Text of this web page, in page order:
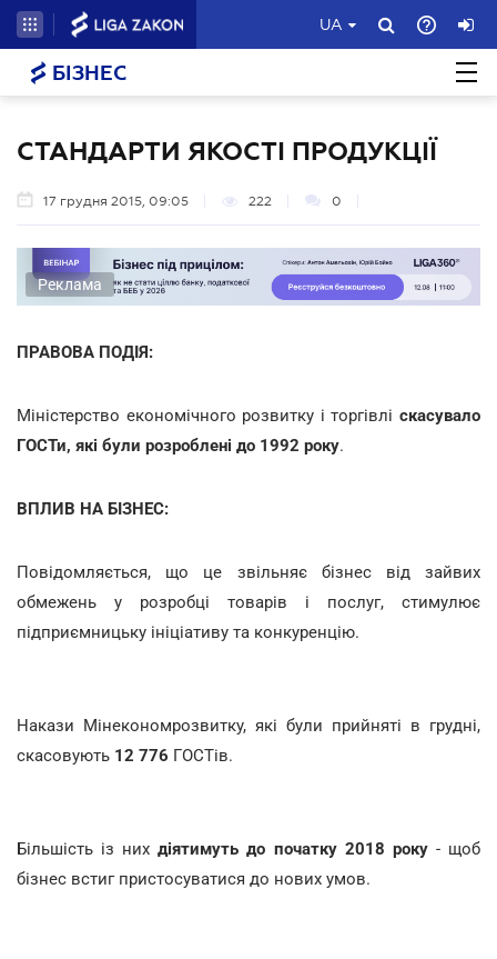
UA
БІЗНЕС
СТАНДАРТИ ЯКОСТІ ПРОДУКЦІЇ
17 грудня 2015, 09:05 222 0
Реклама
ПРАВОВА ПОДІЯ:
Міністерство економічного розвитку і торгівлі скасувало
ГОСТи, які були розроблені до 1992 року.
ВПЛИВ НА БІЗНЕС:
Повідомляється, що це звільняє бізнес від зайвих
обмежень у розробці товарів і послуг, стимулює
підприємницьку ініціативу та конкуренцію.
Накази Мінекономрозвитку, які були прийняті в грудні,
скасовують 12 776 ГОСТів.
Більшість із нихдіятимуть до початку 2018 року- щоб
бізнес встиг пристосуватися до нових умов.